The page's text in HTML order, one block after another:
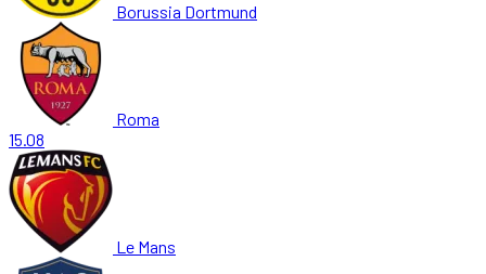
Borussia Dortmund
Roma
15.08
Le Mans